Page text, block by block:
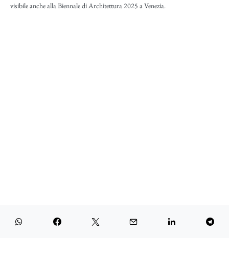
visibile anche alla Biennale di Architettura 2025 a Venezia.